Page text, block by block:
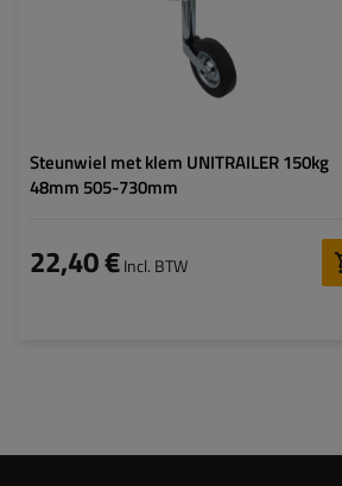
Steunwiel met klem UNITRAILER 150kg
48mm 505-730mm
22,40 €Incl. BTW